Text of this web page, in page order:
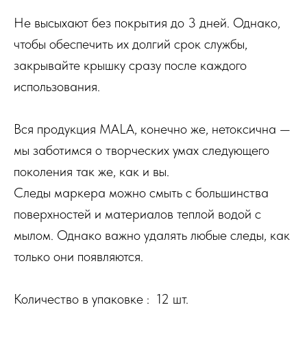
Не высыхают без покрытия до 3 дней. Однако,
чтобы обеспечить их долгий срок службы,
закрывайте крышку сразу после каждого
использования.
Вся продукция MALA, конечно же, нетоксична —
мы заботимся о творческих умах следующего
поколения так же, как и вы.
Следы маркера можно смыть с большинства
поверхностей и материалов теплой водой с
мылом. Однако важно удалять любые следы, как
только они появляются.
Количество в упаковке : 12 шт.